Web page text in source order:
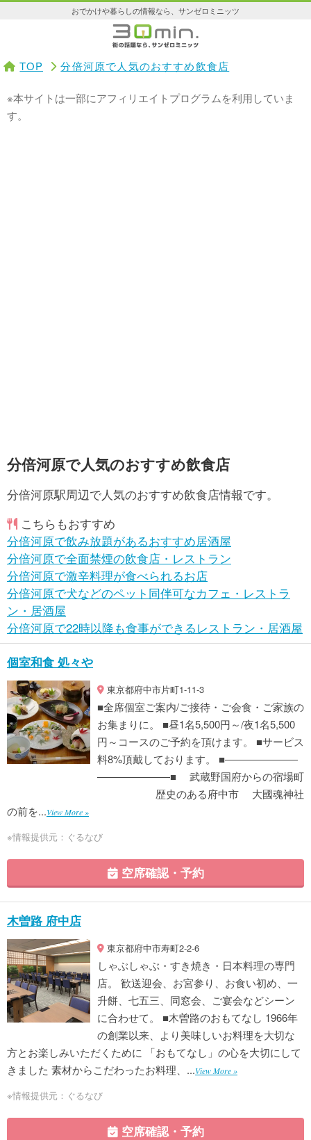
おでかけや暮らしの情報なら、サンゼロミニッツ
TOP 分倍河原で人気のおすすめ飲食店
※本サイトは一部にアフィリエイトプログラムを利用していま
す。
分倍河原で人気のおすすめ飲食店
分倍河原駅周辺で人気のおすすめ飲食店情報です。
こちらもおすすめ
分倍河原で飲み放題があるおすすめ居酒屋
分倍河原で全面禁煙の飲食店・レストラン
分倍河原で激辛料理が食べられるお店
分倍河原で犬などのペット同伴可なカフェ・レストラ
ン・居酒屋
分倍河原で22時以降も食事ができるレストラン・居酒屋
個室和食 処々や
東京都府中市片町1-11-3
■全席個室ご案内/ご接待・ご会食・ご家族の
お集まりに。 ■昼1名5,500円～/夜1名5,500
円～コースのご予約を頂けます。 ■サービス
料8%頂戴しております。 ■―――――――
―――――――■ 武蔵野国府からの宿場町
歴史のある府中市 大國魂神社
の前を...View More »
※情報提供元：ぐるなび
空席確認・予約
木曽路 府中店
東京都府中市寿町2-2-6
しゃぶしゃぶ・すき焼き・日本料理の専門
店。 歓送迎会、お宮参り、お食い初め、一
升餅、七五三、同窓会、ご宴会などシーン
に合わせて。 ■木曽路のおもてなし 1966年
の創業以来、より美味しいお料理を大切な
方とお楽しみいただくために 「おもてなし」の心を大切にして
きました 素材からこだわったお料理、...View More »
※情報提供元：ぐるなび
空席確認・予約